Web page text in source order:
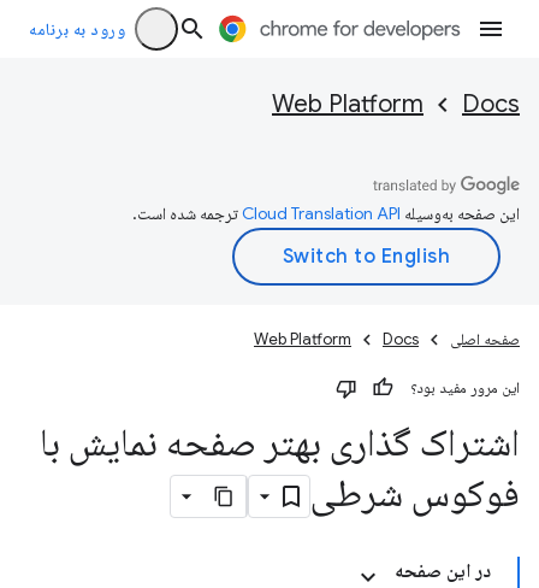
ورود به برنامه
Docs
Web Platform
این صفحه به‌وسیله ترجمه شده است.
صفحه اصلی Docs
Web Platform
این مرور مفید بود؟
اشتراک گذاری بهتر صفحه نمایش با
فوکوس شرطی
در این صفحه